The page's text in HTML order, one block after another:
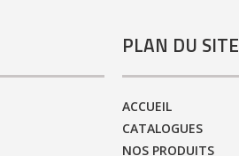
PLAN DU SITE
ACCUEIL
CATALOGUES
NOS PRODUITS